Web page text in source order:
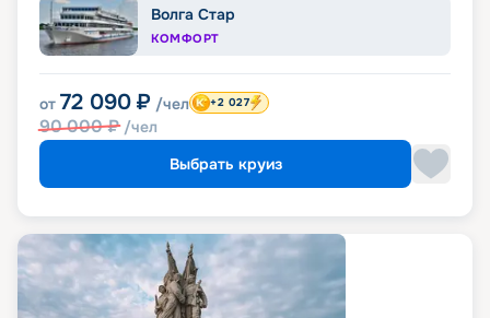
Волга Стар
КОМФОРТ
от 72 090 ₽ /чел
90 000₽ /чел
+2 027
Выбрать круиз